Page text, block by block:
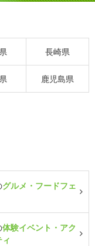
長崎県
鹿児島県
グルメ・フードフェ
体験イベント・アク